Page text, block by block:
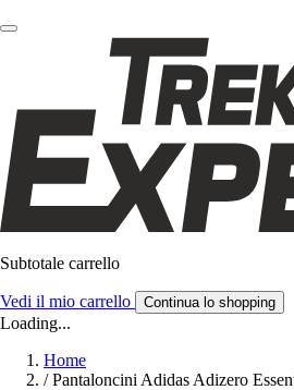
Subtotale carrello
Vedi il mio carrello Continua lo shopping
Loading...
Home
/ Pantaloncini Adidas Adizero